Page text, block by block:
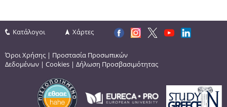
Κατάλογοι Χάρτες
Όροι Χρήσης | Προστασία Προσωπικών
Δεδομένων | Cookies | Δήλωση Προσβασιμότητας